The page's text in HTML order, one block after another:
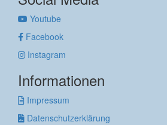
Youtube
Facebook
Instagram
Informationen
Impressum
Datenschutzerklärung